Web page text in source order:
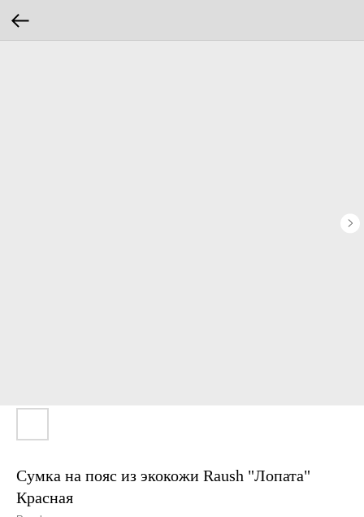
Сумка на пояс из экокожи Raush "Лопата"
Красная